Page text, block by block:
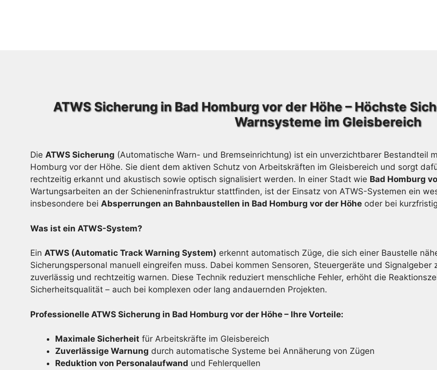
ATWS Sicherung in Bad Homburg vor der Höhe – Höchste
Warnsysteme im Gleisbereich
Die ATWS Sicherung (Automatische Warn- und Bremseinrichtung) ist ein unverzichtbarer Bestandteil
Homburg vor der Höhe. Sie dient dem aktiven Schutz von Arbeitskräften im Gleisbereich und sorgt
rechtzeitig erkannt und akustisch sowie optisch signalisiert werden. In einer Stadt wie Bad Homburg
Wartungsarbeiten an der Schieneninfrastruktur stattfinden, ist der Einsatz von ATWS-Systemen ein
insbesondere bei Absperrungen an Bahnbaustellen in Bad Homburg vor der Höhe oder bei
Was ist ein ATWS-System?
Ein ATWS (Automatic Track Warning System) erkennt automatisch Züge, die sich einer Baustelle
Sicherungspersonal manuell eingreifen muss. Dabei kommen Sensoren, Steuergeräte und
zuverlässig und rechtzeitig warnen. Diese Technik reduziert menschliche Fehler, erhöht die
Sicherheitsqualität – auch bei komplexen oder lang andauernden Projekten.
Professionelle ATWS Sicherung in Bad Homburg vor der Höhe – Ihre Vorteile:
Maximale Sicherheit für Arbeitskräfte im Gleisbereich
Zuverlässige Warnung durch automatische Systeme bei Annäherung von Zügen
Reduktion von Personalaufwand und Fehlerquellen